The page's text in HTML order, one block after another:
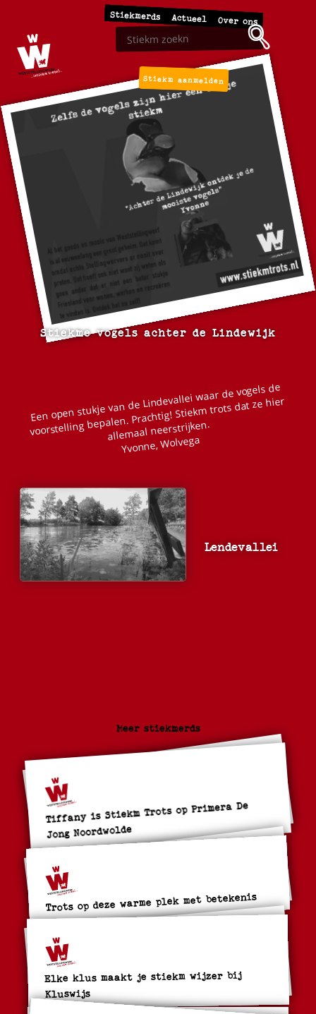
Stiekmerds Actueel Over ons
Stiekm aanmelden
Stiekme vogels achter de Lindewijk
Een open stukje van de Lindevallei waar de vogels de
voorstelling bepalen. Prachtig! Stiekm trots dat ze hier
allemaal neerstrijken.
Yvonne, Wolvega
Lendevallei
Meer stiekmerds
Tiffany is Stiekm Trots op Primera De
Jong Noordwolde
Trots op deze warme plek met betekenis
Elke klus maakt je stiekm wijzer bij
Kluswijs